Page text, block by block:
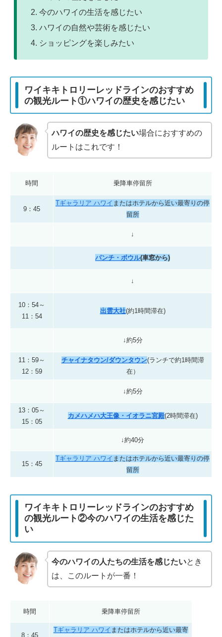
今のハワイの生活を感じたい
ハワイの自然や芸術を感じたい
ショッピングを楽しみたい
ワイキキトロリーレッドラインのおすすめ
の観光ルート①ハワイの歴史を感じたい
ハワイの歴史を感じたい場合におすすめの
ルートはこれです！
時間 乗降車停留所
9：45
Tギャラリア ハワイ またはホテルから近い最寄りの停
留所
↓
パンチ・ボウル(車窓から)
↓
10：54～
11：54
出雲大社(約1時間滞在)
↓約5分
11：59～
12：59
チャイナタウン/ダウンタウン(ランチで約1時間滞
在）
↓約5分
13：05～
15：05
カメハメハ大王像・イオラニ宮殿(2時間滞在)
↓約40分
15：45
Tギャラリア ハワイ またはホテルから近い最寄りの停
留所
ワイキキトロリーレッドラインのおすすめ
の観光ルート②今のハワイの生活を感じた
い
今のハワイの人たちの生活を感じたいとき
は、このルートが一番！
時間 乗降車停留所
8：45
Tギャラリア ハワイ またはホテルから近い最寄